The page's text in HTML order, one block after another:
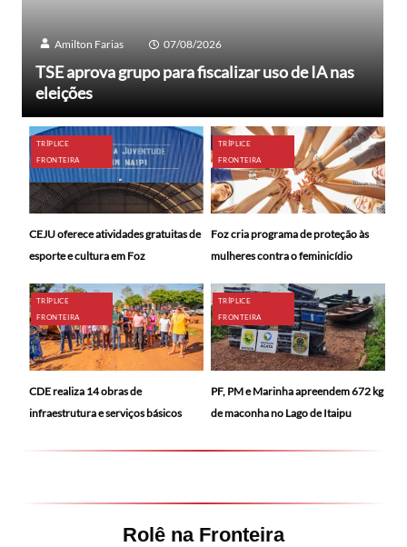
Amilton Farias 07/08/2026
TSE aprova grupo para fiscalizar uso de IA nas
eleições
TRÍPLICE
FRONTEIRA
CEJU oferece atividades gratuitas de
esporte e cultura em Foz
TRÍPLICE
FRONTEIRA
Foz cria programa de proteção às
mulheres contra o feminicídio
TRÍPLICE
FRONTEIRA
CDE realiza 14 obras de
infraestrutura e serviços básicos
TRÍPLICE
FRONTEIRA
PF, PM e Marinha apreendem 672 kg
de maconha no Lago de Itaipu
Rolê na Fronteira